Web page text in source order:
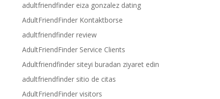
adultfriendfinder eiza gonzalez dating
AdultFriendFinder Kontaktborse
adultfriendfinder review
AdultFriendFinder Service Clients
Adultfriendfinder siteyi buradan ziyaret edin
adultfriendfinder sitio de citas
AdultFriendFinder visitors